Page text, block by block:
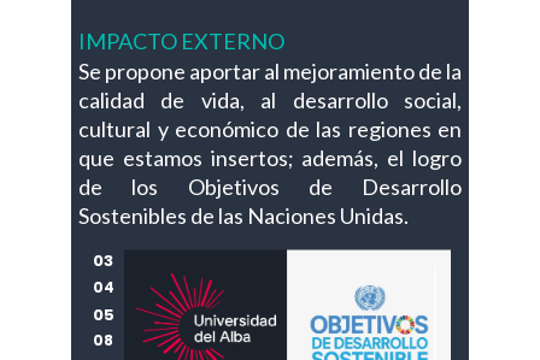
IMPACTO EXTERNO
Se propone aportar al mejoramiento de la
calidad de vida, al desarrollo social,
cultural y económico de las regiones en
que estamos insertos; además, el logro
de los Objetivos de Desarrollo
Sostenibles de las Naciones Unidas.
03
04
05
08